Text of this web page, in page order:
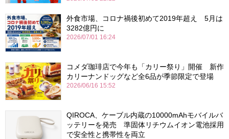
外食市場、コロナ禍後初めて2019年超え 5月は
3282億円に
2026/07/01 16:24
コメダ珈琲店で今年も「カリー祭り」開催 新作
カリーナンドッグなど全6品が季節限定で登場
2026/06/16 15:52
QIROCA、ケーブル内蔵の10000mAhモバイルバ
ッテリーを発売 準固体リチウムイオン電池採用
で安全性と携帯性を両立